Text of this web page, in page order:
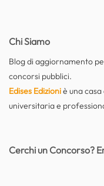
Chi Siamo
Blog di aggiornamento
concorsi pubblici.
Edises Edizioniè una
universitaria e
Cerchi un Concorso?